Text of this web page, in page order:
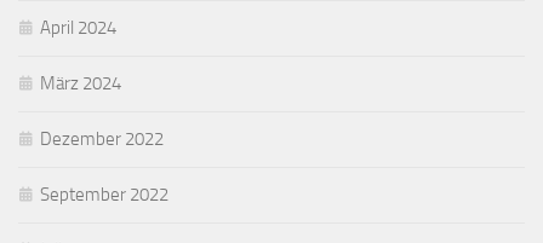
April 2024
März 2024
Dezember 2022
September 2022